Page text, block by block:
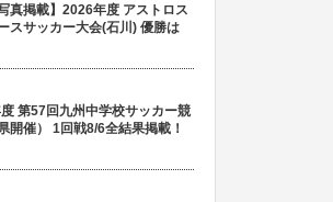
真掲載】2026年度 アストロス
スサッカー大会(石川) 優勝は
第57回九州中学校サッカー競
開催） 1回戦8/6全結果掲載！